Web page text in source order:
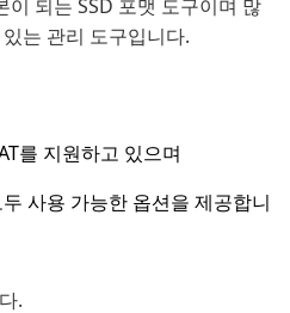
되는 SSD 포맷 도구이며 많
는 관리 도구입니다.
를 지원하고 있으며
사용 가능한 옵션을 제공합니
.